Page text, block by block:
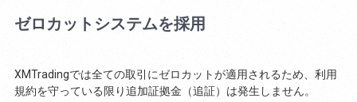
ゼロカットシステムを採用
XMTradingでは全ての取引にゼロカットが適用されるため、利用
規約を守っている限り追加証拠金（追証）は発生しません。